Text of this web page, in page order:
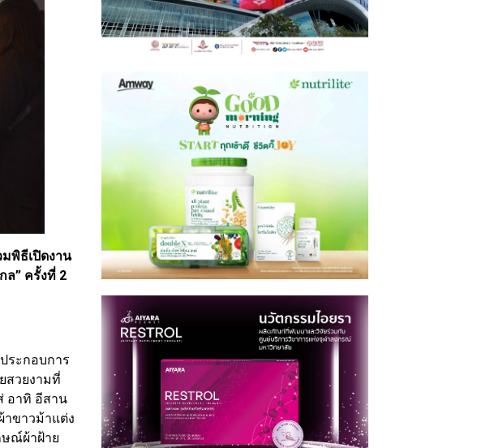
พิธีเปิดงาน
” ครั้งที่ 2
ระกอบการ
สวยงามที่
อาทิ อีสาน
ขาวม้าแต่ง
ณ์ผ้าฝ้าย